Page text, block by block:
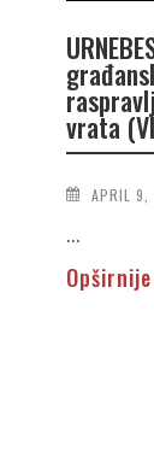
vrata
APRIL
...
Opširnije